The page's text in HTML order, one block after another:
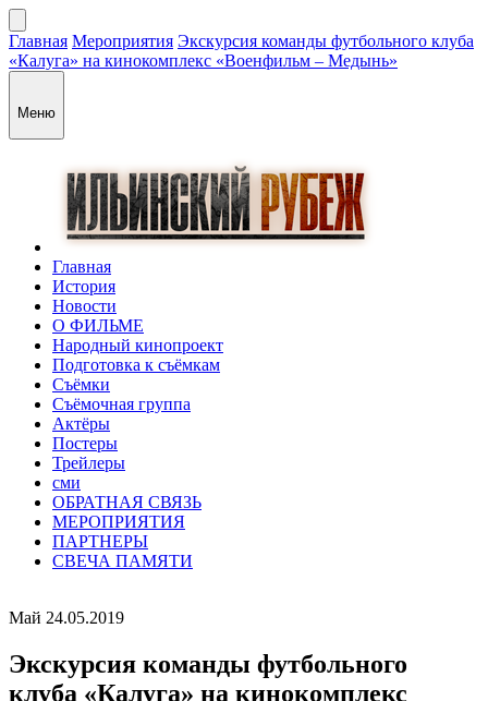
Главная Мероприятия Экскурсия команды футбольного клуба
«Калуга» на кинокомплекс «Военфильм – Медынь»
Меню
Главная
История
Новости
О ФИЛЬМЕ
Народный кинопроект
Подготовка к съёмкам
Съёмки
Съёмочная группа
Актёры
Постеры
Трейлеры
сми
ОБРАТНАЯ СВЯЗЬ
МЕРОПРИЯТИЯ
ПАРТНЕРЫ
СВЕЧА ПАМЯТИ
Май 24.05.2019
Экскурсия команды футбольного
клуба «Калуга» на кинокомплекс